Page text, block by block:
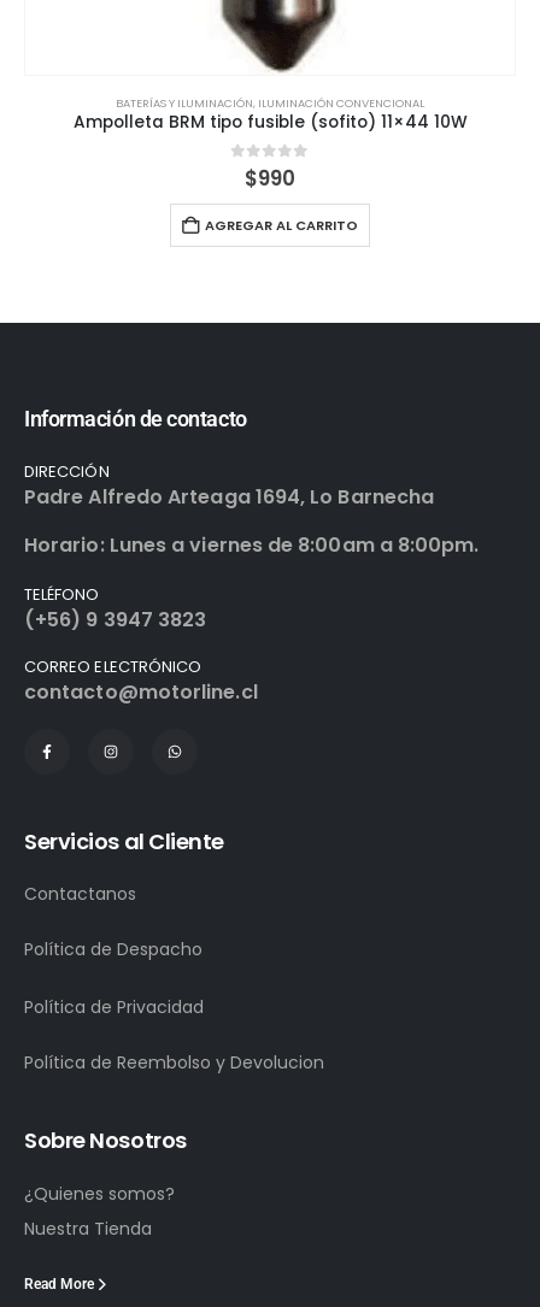
BATERÍAS Y ILUMINACIÓN, ILUMINACIÓN CONVENCIONAL
Ampolleta BRM tipo fusible (sofito) 11×44 10W
out of 5
$990
AGREGAR AL CARRITO
Información de contacto
DIRECCIÓN
Padre Alfredo Arteaga 1694, Lo Barnecha
Horario: Lunes a viernes de 8:00am a 8:00pm.
TELÉFONO
(+56) 9 3947 3823
CORREO ELECTRÓNICO
contacto@motorline.cl
Servicios al Cliente
Contactanos
Política de Despacho
Política de Privacidad
Política de Reembolso y Devolucion
Sobre Nosotros
¿Quienes somos?
Nuestra Tienda
Read More